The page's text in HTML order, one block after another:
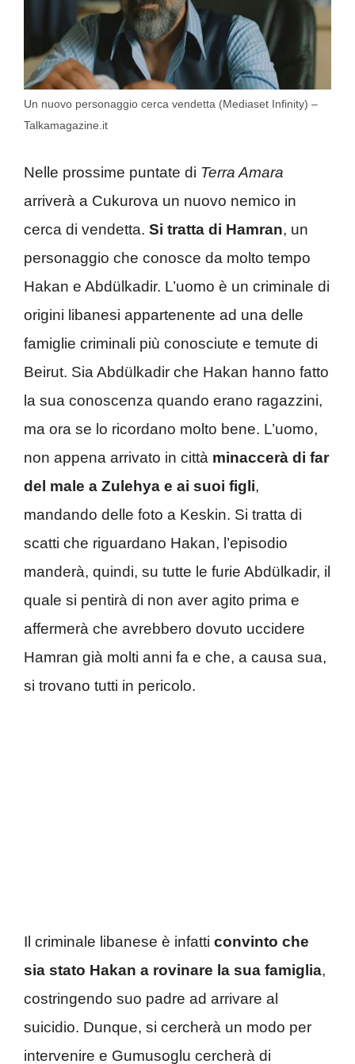
Un nuovo personaggio cerca vendetta (Mediaset Infinity) –
Talkamagazine.it
Nelle prossime puntate di Terra Amara
arriverà a Cukurova un nuovo nemico in
cerca di vendetta. Si tratta di Hamran, un
personaggio che conosce da molto tempo
Hakan e Abdülkadir. L’uomo è un criminale di
origini libanesi appartenente ad una delle
famiglie criminali più conosciute e temute di
Beirut. Sia Abdülkadir che Hakan hanno fatto
la sua conoscenza quando erano ragazzini,
ma ora se lo ricordano molto bene. L’uomo,
non appena arrivato in città minaccerà di far
del male a Zulehya e ai suoi figli,
mandando delle foto a Keskin. Si tratta di
scatti che riguardano Hakan, l’episodio
manderà, quindi, su tutte le furie Abdülkadir, il
quale si pentirà di non aver agito prima e
affermerà che avrebbero dovuto uccidere
Hamran già molti anni fa e che, a causa sua,
si trovano tutti in pericolo.
Il criminale libanese è infatti convinto che
sia stato Hakan a rovinare la sua famiglia,
costringendo suo padre ad arrivare al
suicidio. Dunque, si cercherà un modo per
intervenire e Gumusoglu cercherà di